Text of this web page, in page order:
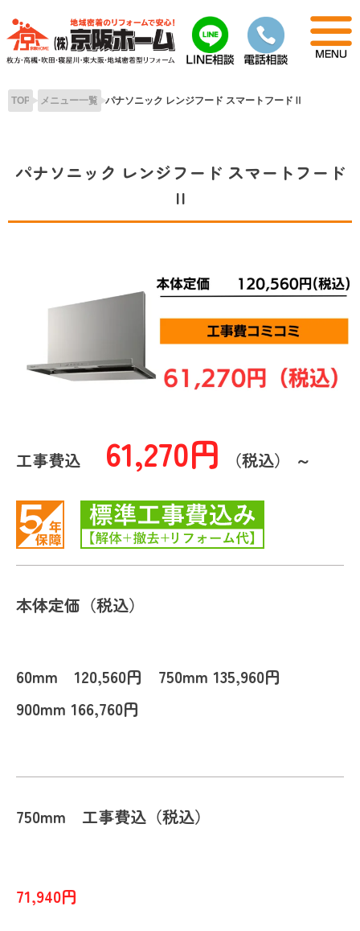
content
TOP メニュー一覧 パナソニック レンジフード スマートフードⅡ
パナソニック レンジフード スマートフード
Ⅱ
工事費込 61,270円 （税込） ～
本体定価（税込）
60mm 120,560円 750mm 135,960円
900mm 166,760円
750mm 工事費込（税込）
71,940円